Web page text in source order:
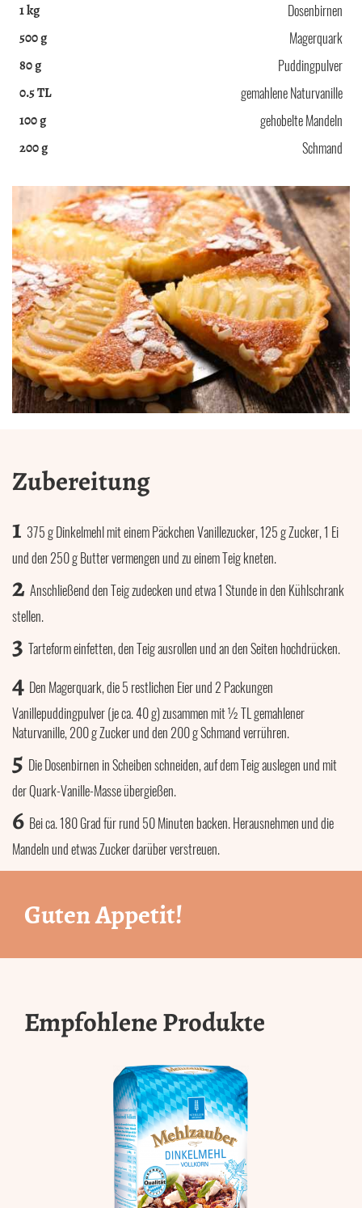
1kg Dosenbirnen
500g Magerquark
80g Puddingpulver
0.5TL gemahlene Naturvanille
100g gehobelte Mandeln
200g Schmand
Zubereitung
1 375 g Dinkelmehl mit einem Päckchen Vanillezucker, 125 g Zucker, 1 Ei
und den 250 g Butter vermengen und zu einem Teig kneten.
2 Anschließend den Teig zudecken und etwa 1 Stunde in den Kühlschrank
stellen.
3 Tarteform einfetten, den Teig ausrollen und an den Seiten hochdrücken.
4 Den Magerquark, die 5 restlichen Eier und 2 Packungen
Vanillepuddingpulver (je ca. 40 g) zusammen mit ½ TL gemahlener
Naturvanille, 200 g Zucker und den 200 g Schmand verrühren.
5 Die Dosenbirnen in Scheiben schneiden, auf dem Teig auslegen und mit
der Quark-Vanille-Masse übergießen.
6 Bei ca. 180 Grad für rund 50 Minuten backen. Herausnehmen und die
Mandeln und etwas Zucker darüber verstreuen.
Guten Appetit!
Empfohlene Produkte